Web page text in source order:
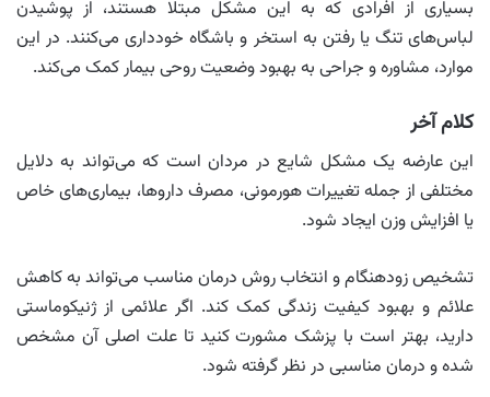
بسیاری از افرادی که به این مشکل مبتلا هستند، از پوشیدن
لباس‌های تنگ یا رفتن به استخر و باشگاه خودداری می‌کنند. در این
موارد، مشاوره و جراحی به بهبود وضعیت روحی بیمار کمک می‌کند.
کلام آخر
این عارضه یک مشکل شایع در مردان است که می‌تواند به دلایل
مختلفی از جمله تغییرات هورمونی، مصرف داروها، بیماری‌های خاص
یا افزایش وزن ایجاد شود.
تشخیص زودهنگام و انتخاب روش درمان مناسب می‌تواند به کاهش
علائم و بهبود کیفیت زندگی کمک کند. اگر علائمی از ژنیکوماستی
دارید، بهتر است با پزشک مشورت کنید تا علت اصلی آن مشخص
شده و درمان مناسبی در نظر گرفته شود.